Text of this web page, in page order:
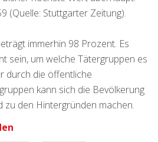
(Quelle: Stuttgarter Zeitung).
immerhin 98 Prozent. Es
sein, um welche Tätergruppen es
durch die öffentliche
kann sich die Bevölkerung
zu den Hintergründen machen.